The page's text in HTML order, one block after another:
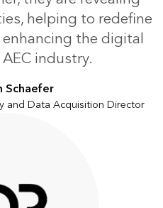
helping to redefine
the digital
industry.
Schaefer
and Data Acquisition Director